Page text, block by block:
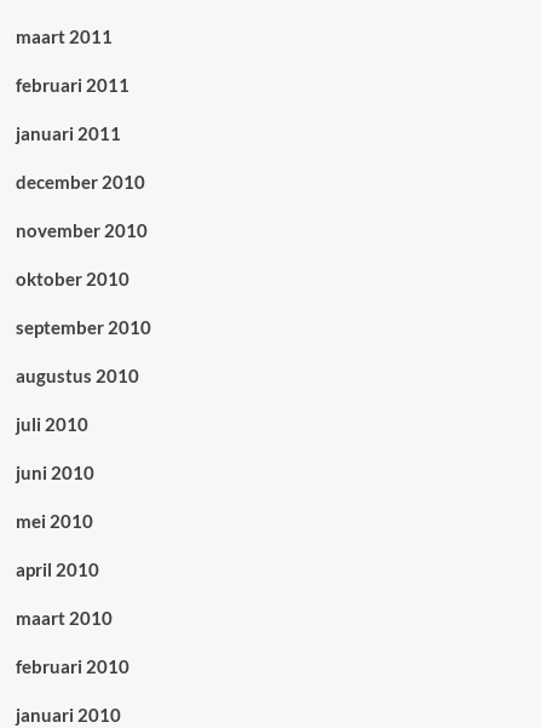
maart 2011
februari 2011
januari 2011
december 2010
november 2010
oktober 2010
september 2010
augustus 2010
juli 2010
juni 2010
mei 2010
april 2010
maart 2010
februari 2010
januari 2010